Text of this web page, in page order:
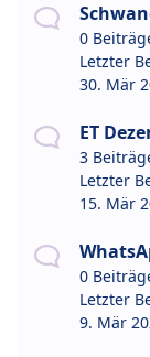
0
Letzter
30. Mär
ET
3
Letzter
15. Mär
0
Letzter
9. Mär